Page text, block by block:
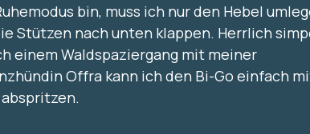
bin, muss ich nur den Hebel
Stützen nach unten klappen. Herrlich
einem Waldspaziergang mit meiner
Offra kann ich den Bi-Go einfach